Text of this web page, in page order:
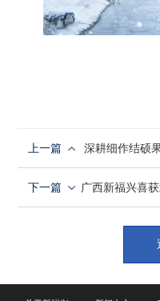
上一篇 深耕细作结硕果 新福
下一篇 广西新福兴喜获